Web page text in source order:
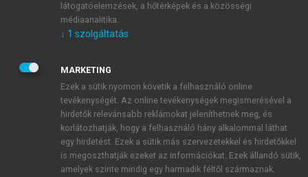
JELSZÓ
JELSZÓ ÚJRA
Kérek értesítést a MeRSZ újdonságairól, akcióiról.
látogatóelemzések, a hőtérképek és a közösségi
médiaanalitika.
↓ 1 szolgáltatás
MARKETING
Ezek a sütik nyomon követik a felhasználó online
tevékenységét. Az online tevékenységek megismerésével a
hirdetők relevánsabb reklámokat jeleníthetnek meg, és
korlátozhatják, hogy a felhasználó hány alkalommal láthat
egy hirdetést. Ezek a sütik más szervezetekkel és hirdetőkkel
is megoszthatják ezeket az információkat. Ezek állandó sütik,
amelyek szinte mindig egy harmadik féltől származnak.